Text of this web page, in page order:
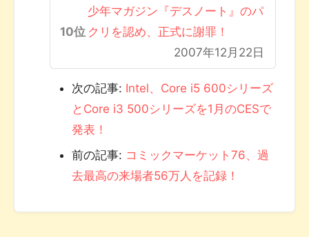
少年マガジン『デスノート』のパ
クリを認め、正式に謝罪！
2007年12月22日
次の記事: Intel、Core i5 600シリーズ
とCore i3 500シリーズを1月のCESで
発表！
前の記事: コミックマーケット76、過
去最高の来場者56万人を記録！